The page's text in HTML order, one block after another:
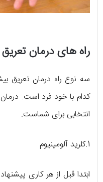
راه های درمان
سه نوع راه درمان تعریق
کدام با خود فرد است.
انتخابی برای شماست.
1.کلرید آلومینیوم
ابتدا قبل از هر کاری